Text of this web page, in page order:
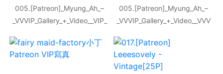
005.[Patreon]_Myung_Ah_–
_VVVIP_Gallery_+_Video__VIP_
005.[Patreon]_Myung_Ah_–
_VVVIP_Gallery_+_Video__VVV